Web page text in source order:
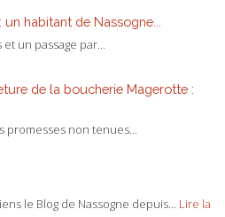
habitant de Nassogne...
un passage par...
de la boucherie Magerotte :
promesses non tenues...
le Blog de Nassogne depuis... Lire la